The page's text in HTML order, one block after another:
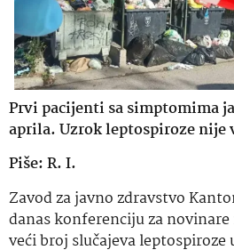
Prvi pacijenti sa simptomima
aprila. Uzrok leptospiroze
Piše: R. I.
Zavod za javno zdravstvo
danas konferenciju za
veći broj slučajeva leptospiroze